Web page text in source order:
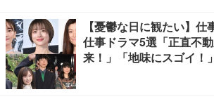
【憂鬱な日に観たい】
仕事ドラマ5選「正直不
来！」「地味にスゴイ！